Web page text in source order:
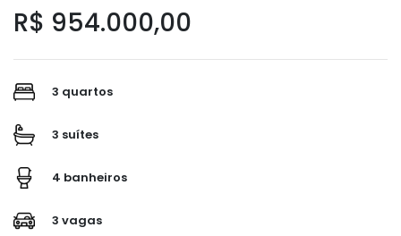
R$ 954.000,00
3 quartos
3 suítes
4 banheiros
3 vagas